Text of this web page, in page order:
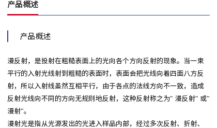
产品概述
产品概述
漫反射，是投射在粗糙表面上的光向各个方向反射的现象。当一束
平行的入射光线射到粗糙的表面时，表面会把光线向着四面八方反
射，所以入射线虽然互相平行，由于各点的法线方向不一致，造成
反射光线向不同的方向无规则地反射，这种反射称之为" 漫反射" 或"
漫射"。
漫射光是指从光源发出的光进入样品内部，经过多次反射、折射、